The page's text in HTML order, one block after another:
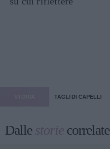
TAGLI DI CAPELLI
Dallestorie correlate